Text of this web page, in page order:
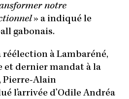
notre
» a indiqué le
gabonais.
réélection à Lambaréné,
et dernier mandat à la
Pierre-Alain
l’arrivée d’Odile Andréa